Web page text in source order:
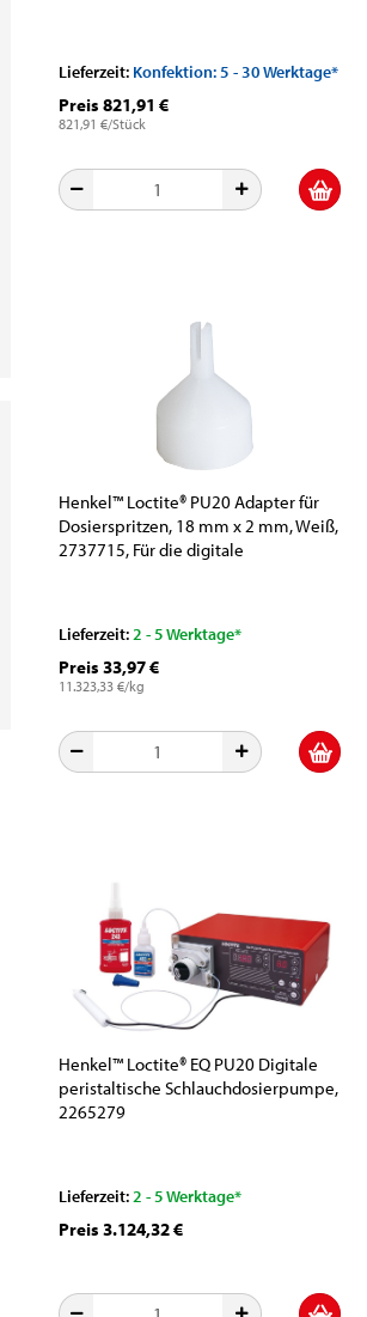
Lieferzeit: Konfektion: 5 - 30 Werktage*
Preis 821,91 €
821,91 €/Stück
Henkel™ Loctite® PU20 Adapter für
Dosierspritzen, 18 mm x 2 mm, Weiß,
2737715, Für die digitale
Lieferzeit:2 - 5 Werktage*
Preis 33,97 €
11.323,33 €/kg
Henkel™ Loctite® EQ PU20 Digitale
peristaltische Schlauchdosierpumpe,
2265279
Lieferzeit:2 - 5 Werktage*
Preis 3.124,32 €